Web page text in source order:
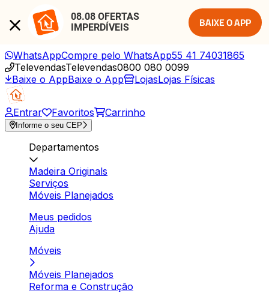
08.08 OFERTAS
IMPERDÍVEIS
BAIXE O APP
WhatsAppCompre pelo WhatsApp55 41 74031865
TelevendasTelevendas0800 080 0099
Baixe o AppBaixe o App LojasLojas Físicas
Entrar Favoritos Carrinho
Informe o seu CEP
Departamentos
Madeira Originals
Serviços
Móveis Planejados
Meus pedidos
Ajuda
Móveis
Móveis Planejados
Reforma e Construção